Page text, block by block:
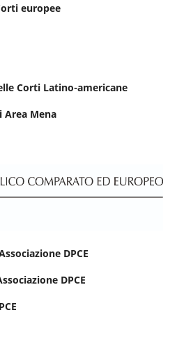
europee
Corti Latino-americane
Area Mena
DPCE
DPCE